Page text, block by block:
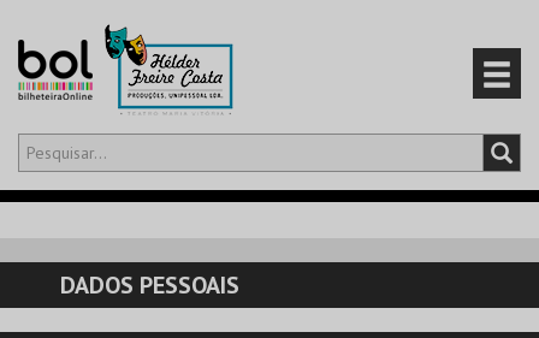
Olá,iniciar sessão
CARRINHO
EVENTOS
DADOS PESSOAIS